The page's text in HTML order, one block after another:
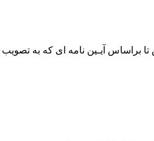
هیئتی مرکب از ۳ نفر به انتصاب آن شورا مشخص تا